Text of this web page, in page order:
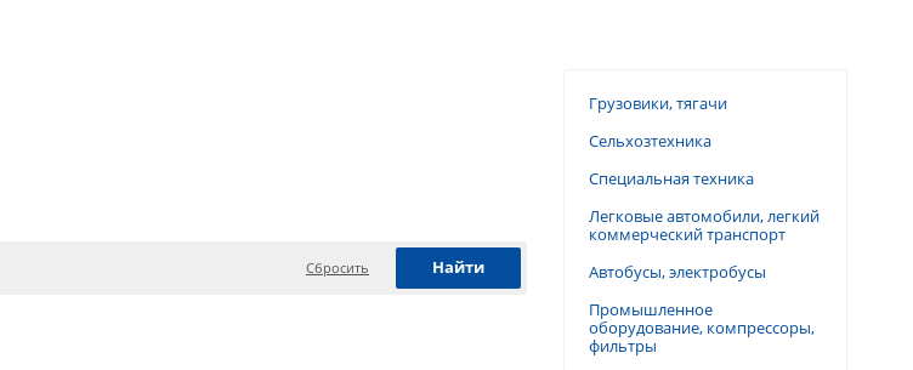
Сбросить
Грузовики, тягачи
Сельхозтехника
Специальная техника
Легковые автомобили, легкий
коммерческий транспорт
Автобусы, электробусы
Промышленное
оборудование, компрессоры,
фильтры